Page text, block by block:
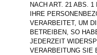
NACH ART. 21 ABS.
IHRE
VERARBEITET, UM
BETREIBEN, SO
JEDERZEIT
VERARBEITUNG SIE